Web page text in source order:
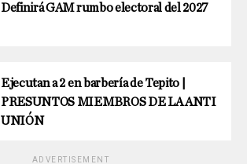
Definirá GAM rumbo electoral del 2027
Ejecutan a 2 en barbería de Tepito |
PRESUNTOS MIEMBROS DE LA ANTI
UNIÓN
ADVERTISEMENT